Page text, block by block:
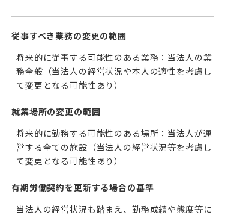
従事すべき業務の変更の範囲
将来的に従事する可能性のある業務：当法人の業
務全般（当法人の経営状況や本人の適性を考慮し
て変更となる可能性あり）
就業場所の変更の範囲
将来的に勤務する可能性のある場所：当法人が運
営する全ての施設（当法人の経営状況等を考慮し
て変更となる可能性あり）
有期労働契約を更新する場合の基準
当法人の経営状況も踏まえ、勤務成績や態度等に